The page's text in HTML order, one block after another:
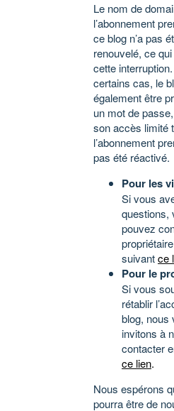
Le nom de
l’abonnement
ce blog n’a pas
renouvelé, ce
cette
certains cas, le
également être
un mot de
son accès limité
l’abonnement
pas été réactivé.
Pour les
Si vous
questions,
pouvez
suivantce
Pour le
Si vous
rétablir
blog, nous
invitons à
contacter
ce lien.
Nous espérons
pourra être de